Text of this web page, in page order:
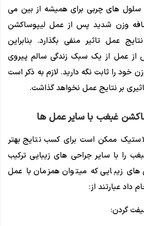
های چربی برای همیشه از بین می
وزن شدید پس از عمل لیپوساکشن
عمل تاثیر منفی بگذارد. بنابراین
عمل از یک سبک زندگی سالم پیروی
خود را ثابت نگه دارید. لازم به ذکر است
بر نتایج عمل نخواهد گذاشت.
غبغب با سایر عمل ها
ممکن است برای کسب نتایج بهتر
را با سایر جراحی های زیبایی ترکیب
های زیبایی که میتوان همزمان با عمل
داد عبارتند از:
گردن: